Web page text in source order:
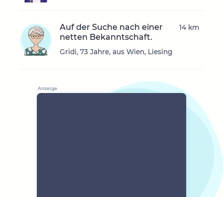
Auf der Suche nach einer
netten Bekanntschaft.
Gridi, 73 Jahre, aus Wien, Liesing
14 km